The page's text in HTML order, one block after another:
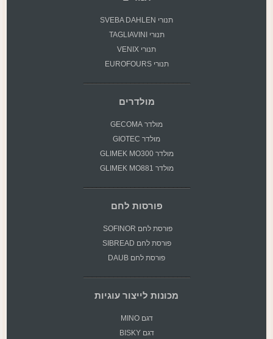
תנורי SVEBA DAHLEN
תנורי TAGLIAVINI
תנורי VENIX
תנורי EUROFOURS
מולדרים
מולדר GECOMA
מולדר GIOTEC
מולדר GLIMEK MO300
מולדר GLIMEK MO881
פורסות לחם
פורסת לחם SOFINOR
פורסת לחם SIBREAD
פורסת לחם DAUB
מכונות לייצור עוגיות
דגם MINO
דגם BISKY